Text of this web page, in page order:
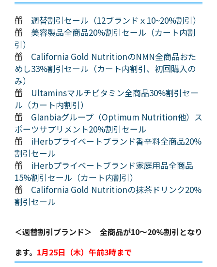
週替割引セール（12ブランドｘ10~20%割引）
美容製品全商品20%割引セール（カート内割
引）
California Gold NutritionのNMN全商品おた
めし33%割引セール（カート内割引、初回購入の
み）
Ultaminsマルチビタミン全商品30%割引セー
ル（カート内割引）
Glanbiaグループ（Optimum Nutrition他）ス
ポーツサプリメント20%割引セール
iHerbプライベートブランド香辛料全商品20%
割引セール
iHerbプライベートブランド家庭用品全商品
15%割引セール（カート内割引）
California Gold Nutritionの抹茶ドリンク20%
割引セール
＜週替割引ブランド＞ 全商品が10～20%割引となり
ます。 1月25日（木）午前3時まで